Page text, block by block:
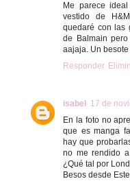
Me parece
vestido de
quedaré con las
de Balmain
aajaja. Un besote
Responder
isabel
17 de
En la foto no
que es manga
hay que
no me rendido
¿Qué tal por
Besos desde